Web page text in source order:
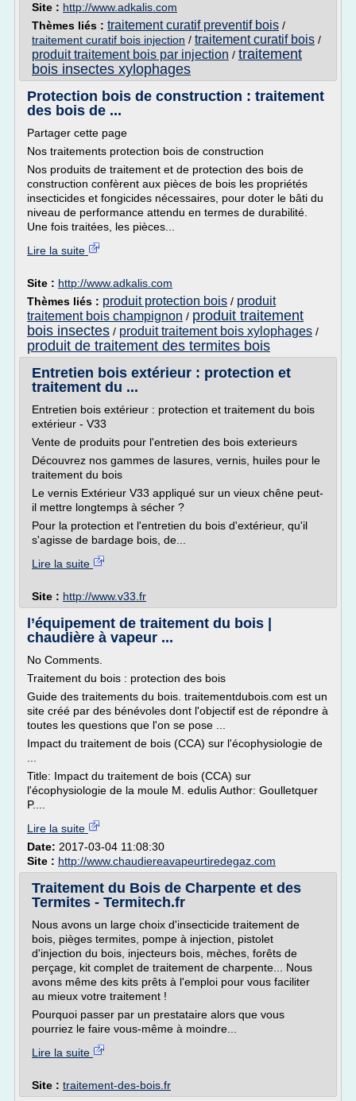
Site : http://www.adkalis.com
Thèmes liés : traitement curatif preventif bois /
traitement curatif bois injection / traitement curatif bois /
produit traitement bois par injection / traitement
bois insectes xylophages
Protection bois de construction : traitement
des bois de ...
Partager cette page
Nos traitements protection bois de construction
Nos produits de traitement et de protection des bois de
construction confèrent aux pièces de bois les propriétés
insecticides et fongicides nécessaires, pour doter le bâti du
niveau de performance attendu en termes de durabilité.
Une fois traitées, les pièces...
Lire la suite
Site : http://www.adkalis.com
Thèmes liés : produit protection bois / produit
traitement bois champignon / produit traitement
bois insectes / produit traitement bois xylophages /
produit de traitement des termites bois
Entretien bois extérieur : protection et
traitement du ...
Entretien bois extérieur : protection et traitement du bois
extérieur - V33
Vente de produits pour l'entretien des bois exterieurs
Découvrez nos gammes de lasures, vernis, huiles pour le
traitement du bois
Le vernis Extérieur V33 appliqué sur un vieux chêne peut-
il mettre longtemps à sécher ?
Pour la protection et l'entretien du bois d'extérieur, qu'il
s'agisse de bardage bois, de...
Lire la suite
Site : http://www.v33.fr
l’équipement de traitement du bois |
chaudière à vapeur ...
No Comments.
Traitement du bois : protection des bois
Guide des traitements du bois. traitementdubois.com est un
site créé par des bénévoles dont l'objectif est de répondre à
toutes les questions que l'on se pose ...
Impact du traitement de bois (CCA) sur l'écophysiologie de
Title: Impact du traitement de bois (CCA) sur
l'écophysiologie de la moule M. edulis Author: Goulletquer
P....
Lire la suite
Date: 2017-03-04 11:08:30
Site : http://www.chaudiereavapeurtiredegaz.com
Traitement du Bois de Charpente et des
Termites - Termitech.fr
Nous avons un large choix d'insecticide traitement de
bois, pièges termites, pompe à injection, pistolet
d'injection du bois, injecteurs bois, mèches, forêts de
perçage, kit complet de traitement de charpente... Nous
avons même des kits prêts à l'emploi pour vous faciliter
au mieux votre traitement !
Pourquoi passer par un prestataire alors que vous
pourriez le faire vous-même à moindre...
Lire la suite
Site : traitement-des-bois.fr